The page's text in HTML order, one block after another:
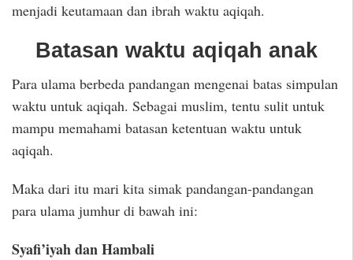
menjadi keutamaan dan ibrah waktu aqiqah.
Batasan waktu aqiqah anak
Para ulama berbeda pandangan mengenai batas simpulan
waktu untuk aqiqah. Sebagai muslim, tentu sulit untuk
mampu memahami batasan ketentuan waktu untuk
aqiqah.
Maka dari itu mari kita simak pandangan-pandangan
para ulama jumhur di bawah ini:
Syafi’iyah dan Hambali